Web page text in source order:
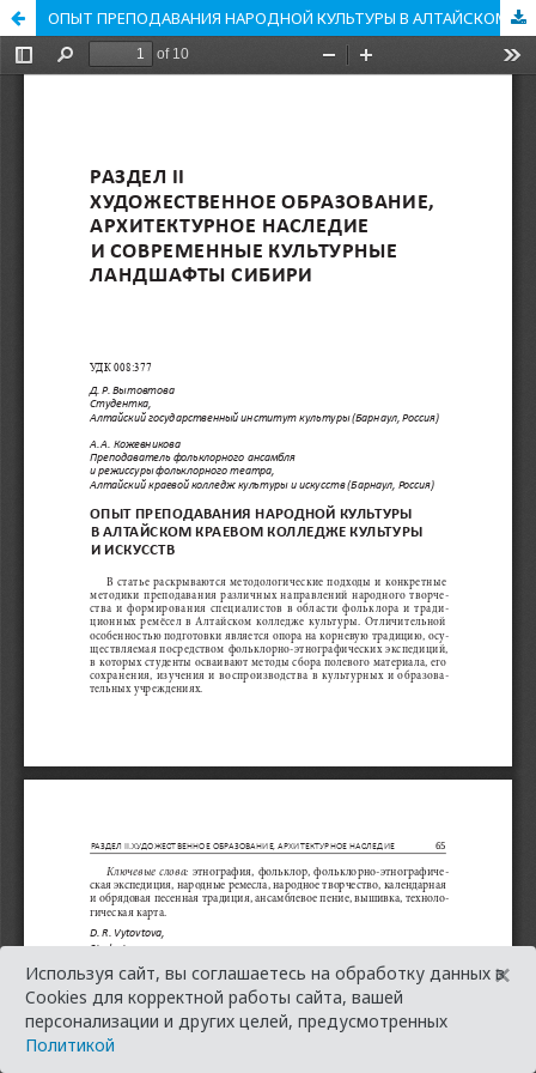
ОПЫТ ПРЕПОДАВАНИЯ НАРОДНОЙ КУЛЬТУРЫ В АЛТАЙСКОМ КРАЕВОМ КОЛЛЕДЖЕ КУЛЬТУРЫ И ИСКУССТВ
Используя сайт, вы соглашаетесь на обработку данных в
Cookies для корректной работы сайта, вашей
персонализации и других целей, предусмотренных
Политикой
×